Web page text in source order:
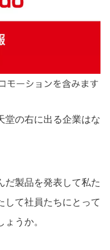
堂の右に出る企業はな
だ製品を発表して私た
して社員たちにとって
うか。